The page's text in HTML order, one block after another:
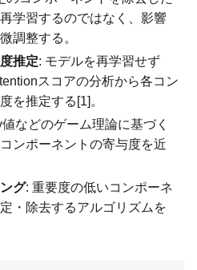
学習するのではなく、影響
調整する。
推定: モデルを再学習せず
スコアの分析から各コン
を推定する[1]。
などのゲーム理論に基づく
ンポーネントの寄与度を近
グ: 重要度の低いコンポーネ
・除去するアルゴリズムを